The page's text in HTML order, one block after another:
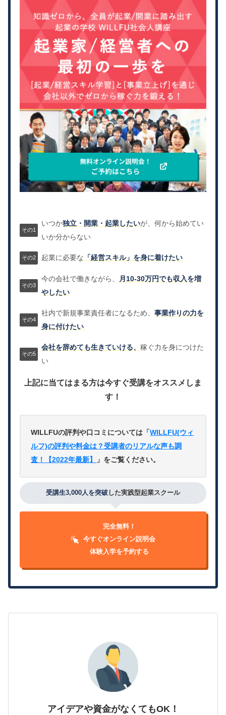
いつか独立・開業・起業したいが、何から始めてい
いか分からない
起業に必要な 「経営スキル」を身に着けたい
今の会社で働きながら、
月10-30万円でも収入を増
やしたい
社内で新規事業責任者になるため、事業作りの力を
身に付けたい
会社を辞めても生きていける、稼ぐ力を身につけた
い
上記に当てはまる方は今すぐ受講をオススメしま
す！
WILLFUの評判や口コミについては「WILLFU(ウィ
ルフ)の評判や料金は？受講者のリアルな声も調
査！【2022年最新】
」をご覧ください。
受講生3,000人を突破 した実践型起業スクール
完全無料！
今すぐオンライン説明会
体験入学を予約する
アイデアや資金がなくてもOK！